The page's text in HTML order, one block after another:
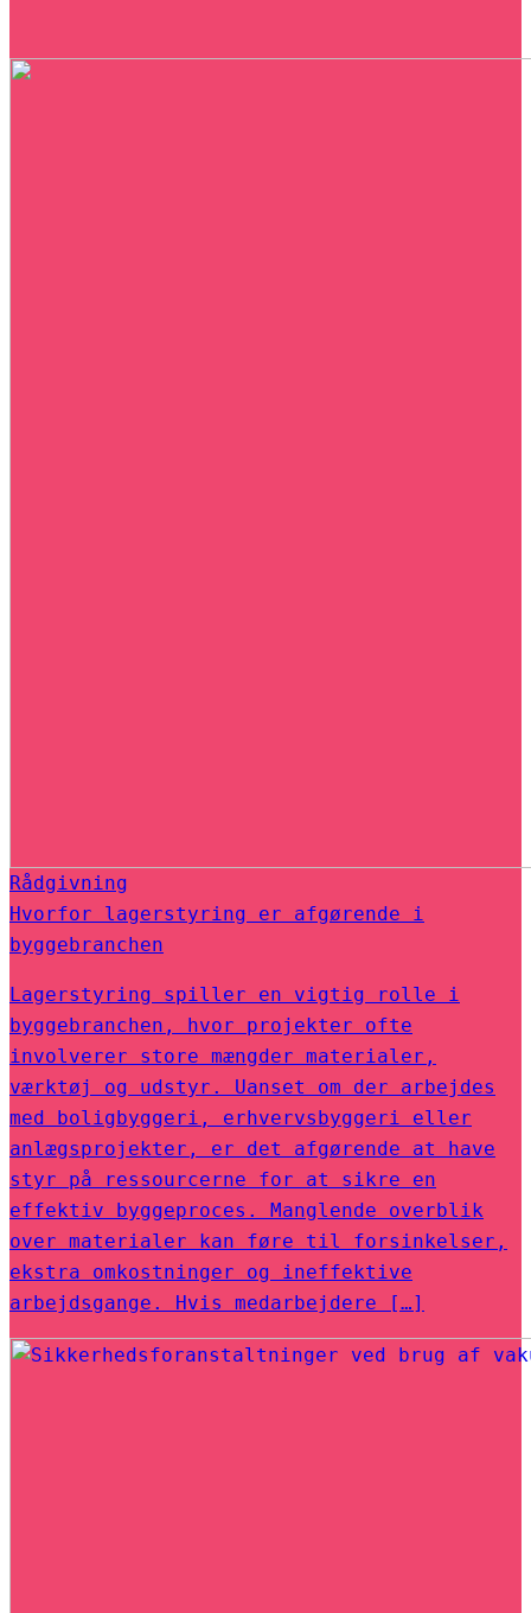
Rådgivning
Hvorfor lagerstyring er afgørende i
byggebranchen
Lagerstyring spiller en vigtig rolle i
byggebranchen, hvor projekter ofte
involverer store mængder materialer,
værktøj og udstyr. Uanset om der arbejdes
med boligbyggeri, erhvervsbyggeri eller
anlægsprojekter, er det afgørende at have
styr på ressourcerne for at sikre en
effektiv byggeproces. Manglende overblik
over materialer kan føre til forsinkelser,
ekstra omkostninger og ineffektive
arbejdsgange. Hvis medarbejdere […]